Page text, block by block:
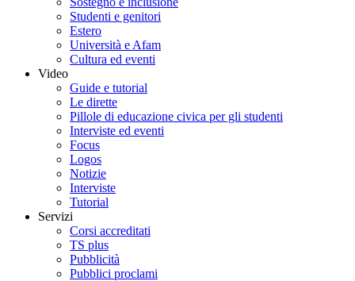
Studenti e genitori
Estero
Università e Afam
Cultura ed eventi
Video
Guide e tutorial
Le dirette
Pillole di educazione civica per gli studenti
Interviste ed eventi
Focus
Logos
Notizie
Interviste
Tutorial
Servizi
Corsi accreditati
TS plus
Pubblicità
Pubblici proclami